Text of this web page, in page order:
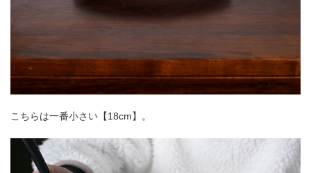
こちらは一番小さい【18cm】。